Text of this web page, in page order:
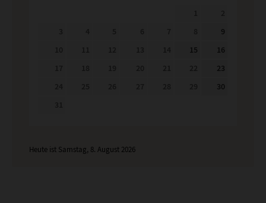
9
15
16
23
30
Heute ist Samstag, 8. August 2026